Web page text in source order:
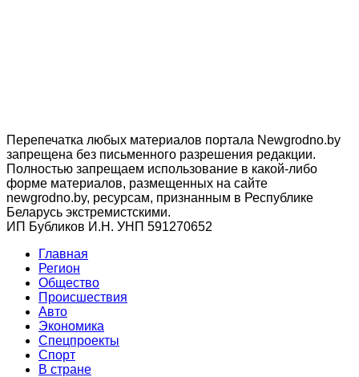
Перепечатка любых материалов портала Newgrodno.by
запрещена без письменного разрешения редакции.
Полностью запрещаем использование в какой-либо
форме материалов, размещенных на сайте
newgrodno.by, ресурсам, признанным в Республике
Беларусь экстремистскими.
ИП Бубликов И.Н. УНП 591270652
Главная
Регион
Общество
Происшествия
Авто
Экономика
Спецпроекты
Cпорт
В стране